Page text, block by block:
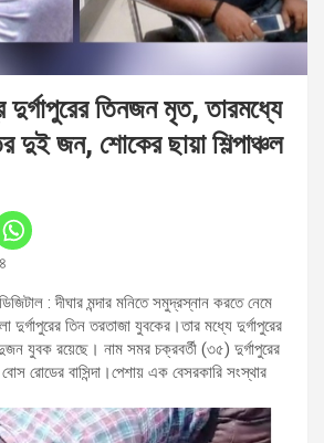
দুর্গাপুরের তিনজন মৃত, তারমধ্যে
দুই জন, শোকের ছায়া শিল্পাঞ্চল
: দীঘার মন্দার মনিতে সমুদ্রস্নান করতে নেমে
তিন তরতাজা যুবকের।তার মধ্যে দুর্গাপুরের
দুজন যুবক রয়েছে। নাম সমর চক্রবর্তী (৩৫) দুর্গাপুরের
রোডের বাসিন্দা।পেশায় এক বেসরকারি সংস্থার